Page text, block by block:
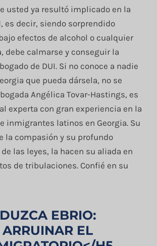
usted ya resultó implicado en la
es decir, siendo sorprendido
efectos de alcohol o cualquier
debe calmarse y conseguir la
de DUI. Si no conoce a nadie
que pueda dársela, no se
Angélica Tovar-Hastings, es
experta con gran experiencia en la
inmigrantes latinos en Georgia. Su
la compasión y su profundo
las leyes, la hacen su aliada en
de tribulaciones. Confié en su
EBRIO:
EL